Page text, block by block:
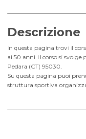
Descrizione
In questa pagina trovi il
ai 50 anni. Il corso si svolge
Pedara (CT) 95030.
Su questa pagina puoi
struttura sportiva